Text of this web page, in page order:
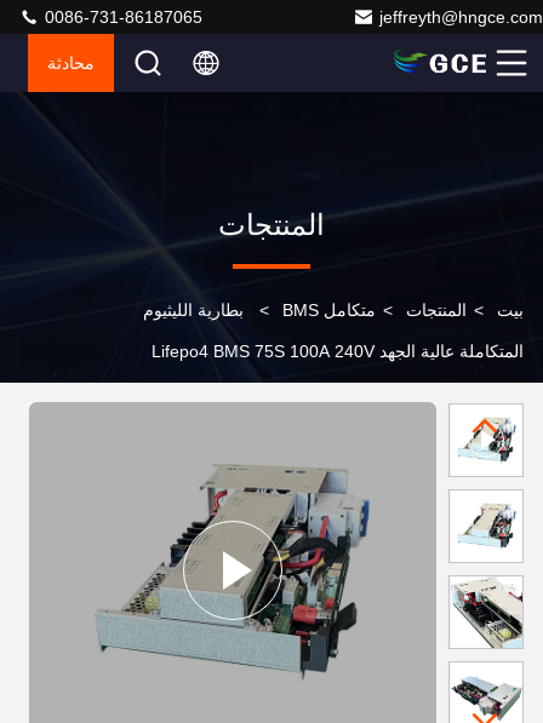
jeffreyth@hngce.com
0086-731-86187065
محادثة
المنتجات
بيت > المنتجات > متكامل BMS > بطارية الليثيوم
المتكاملة عالية الجهد Lifepo4 BMS 75S 100A 240V